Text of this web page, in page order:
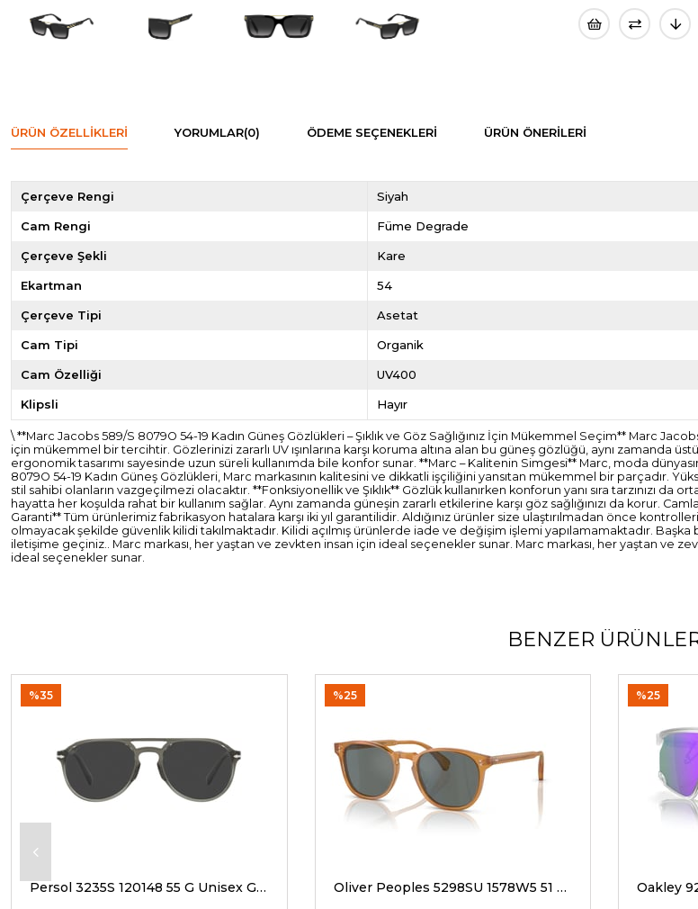
ÜRÜN ÖZELLIKLERI YORUMLAR(0) ÖDEME SEÇENEKLERI ÜRÜN ÖNERILERI
Çerçeve Rengi Siyah
Cam Rengi Füme Degrade
Çerçeve Şekli Kare
Ekartman 54
Çerçeve Tipi Asetat
Cam Tipi Organik
Cam Özelliği UV400
Klipsli Hayır
\ **Marc Jacobs 589/S 8079O 54-19 Kadın Güneş Gözlükleri – Şıklık ve Göz Sağlığınız İçin Mükemmel Seçim** Marc
için mükemmel bir tercihtir. Gözlerinizi zararlı UV ışınlarına karşı koruma altına alan bu güneş gözlüğü, aynı zamanda
ergonomik tasarımı sayesinde uzun süreli kullanımda bile konfor sunar. **Marc – Kalitenin Simgesi** Marc, moda
8079O 54-19 Kadın Güneş Gözlükleri, Marc markasının kalitesini ve dikkatli işçiliğini yansıtan mükemmel bir parçadır.
stil sahibi olanların vazgeçilmezi olacaktır. **Fonksiyonellik ve Şıklık** Gözlük kullanırken konforun yanı sıra tarzınızı da
hayatta her koşulda rahat bir kullanım sağlar. Aynı zamanda güneşin zararlı etkilerine karşı göz sağlığınızı da korur.
Garanti** Tüm ürünlerimiz fabrikasyon hatalara karşı iki yıl garantilidir. Aldığınız ürünler size ulaştırılmadan önce
olmayacak şekilde güvenlik kilidi takılmaktadır. Kilidi açılmış ürünlerde iade ve değişim işlemi yapılamamaktadır.
iletişime geçiniz.. Marc markası, her yaştan ve zevkten insan için ideal seçenekler sunar. Marc markası, her yaştan ve
ideal seçenekler sunar.
BENZER
Persol 3235S 120148 55 G Unisex Güneş Gözlükleri
%35
Oliver Peoples 5298SU 1578W5 51 G Unisex Güneş Gözlükleri
%25 %25